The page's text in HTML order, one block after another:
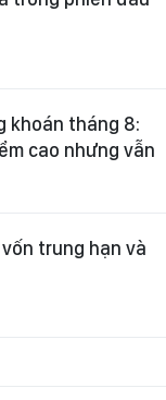
khoán tháng 8:
cao nhưng vẫn
trung hạn và